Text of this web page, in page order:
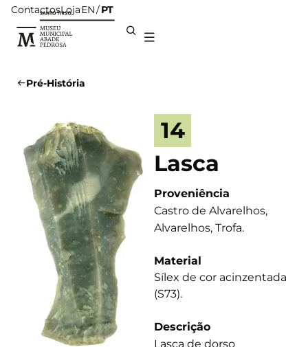
ContactosLojaEN PT
Pré-História
14
Lasca
Proveniência
Castro de Alvarelhos,
Alvarelhos, Trofa.
Material
Sílex de cor acinzentada
(S73).
Descrição
Lasca de dorso